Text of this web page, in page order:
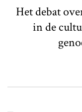
Het debat
in de